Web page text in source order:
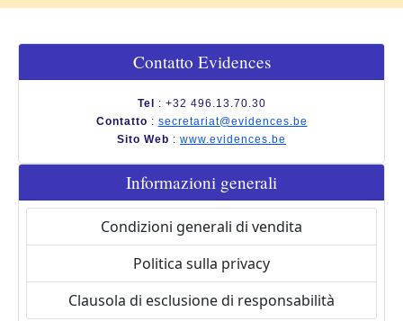
Contatto Evidences
Tel
: +32 496.13.70.30
Contatto : secretariat@evidences.be
Sito Web : www.evidences.be
Informazioni generali
Condizioni generali di vendita
Politica sulla privacy
Clausola di esclusione di responsabilità